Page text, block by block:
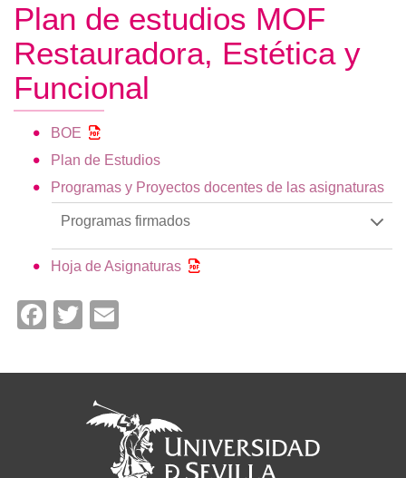
Plan de estudios MOF
Restauradora, Estética y
Funcional
BOE
Plan de Estudios
Programas y Proyectos docentes de las asignaturas
Programas firmados
Hoja de Asignaturas
Facebook
Twitter